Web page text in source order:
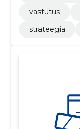
vastutus
strateegia